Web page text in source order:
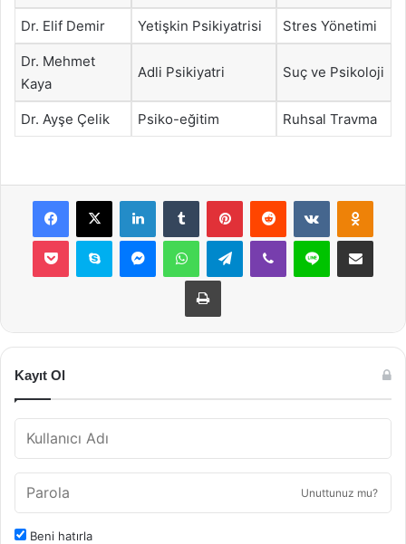
Dr. Elif Demir Yetişkin Psikiyatrisi Stres Yönetimi
Dr. Mehmet
Kaya
Adli Psikiyatri Suç ve Psikoloji
Dr. Ayşe Çelik Psiko-eğitim Ruhsal Travma
Facebook
X LinkedInTumblr PinterestReddit VKontakte
Pocket Skype MessengerWhatsAppTelegramViber Line E-Posta ile
Yazdır
Kayıt Ol
Unuttunuz mu?
Beni hatırla